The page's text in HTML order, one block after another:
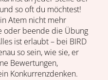
so oft du möchtest!
Atem nicht mehr
oder beende die Übung
ist erlaubt – bei BIRD
so sein, wie sie, er
Bewertungen,
Konkurrenzdenken.